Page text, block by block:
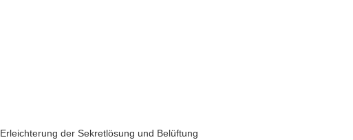
Erleichterung der Sekretlösung und Belüftung